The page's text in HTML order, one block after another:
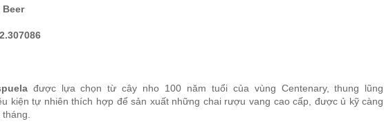
được lựa chọn từ cây nho 100 năm tuổi của vùng Centenary, thung lũng
kiện tự nhiên thích hợp để sản xuất những chai rượu vang cao cấp, được ủ kỹ càng